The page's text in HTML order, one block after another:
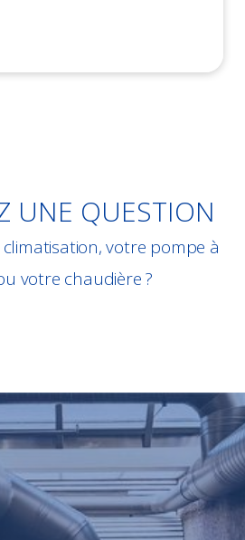
UNE QUESTION
votre pompe à
votre chaudière ?